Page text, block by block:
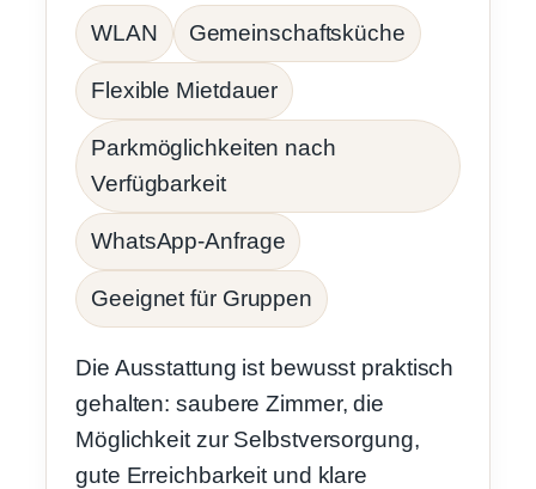
WLAN Gemeinschaftsküche
Flexible Mietdauer
Parkmöglichkeiten nach
Verfügbarkeit
WhatsApp-Anfrage
Geeignet für Gruppen
Die Ausstattung ist bewusst praktisch
gehalten: saubere Zimmer, die
Möglichkeit zur Selbstversorgung,
gute Erreichbarkeit und klare